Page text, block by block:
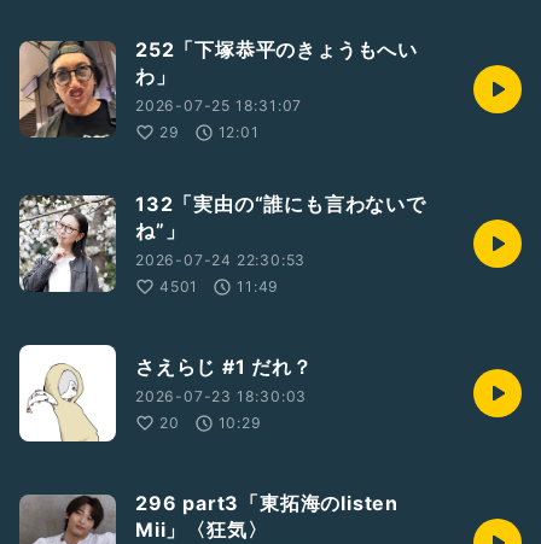
252「下塚恭平のきょうもへい
わ」
2026-07-25 18:31:07
29
12:01
132「実由の“誰にも言わないで
ね”」
2026-07-24 22:30:53
4501
11:49
さえらじ #1 だれ？
2026-07-23 18:30:03
20
10:29
296 part3「東拓海のlisten
Mii」〈狂気〉